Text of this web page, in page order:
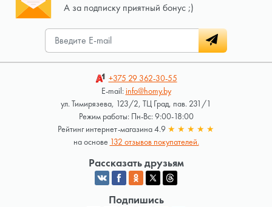
А за подписку приятный бонус ;)
+375 29362-30-55
E-mail:info@homy.by
ул. Тимирязева, 123/2, ТЦ Град, пав. 231/1
Режим работы: Пн-Вс: 9:00-18:00
Рейтинг интернет-магазина 4.9 ★ ★ ★ ★ ★
на основе 132 отзывов покупателей.
Рассказать друзьям
Подпишись